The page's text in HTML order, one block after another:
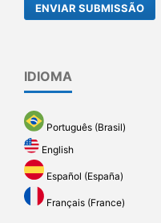
ENVIAR SUBMISSÃO
IDIOMA
Português (Brasil)
English
Español (España)
Français (France)